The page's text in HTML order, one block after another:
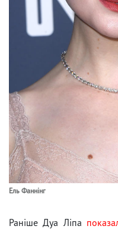
Ель Фаннінг
Раніше Дуа Ліпа